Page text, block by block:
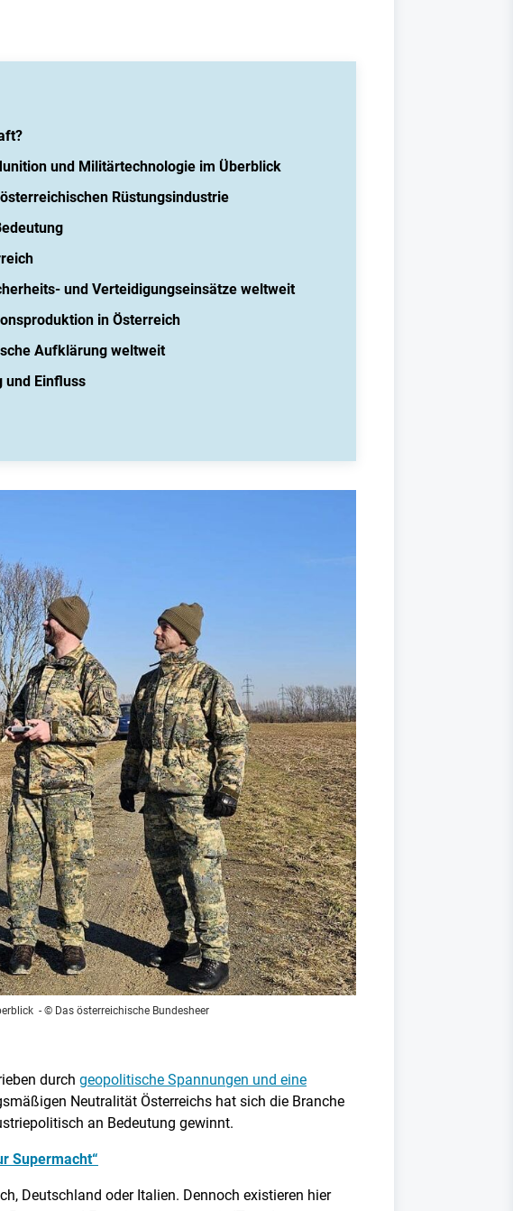
und Militärtechnologie im Überblick
Rüstungsindustrie
und Verteidigungseinsätze weltweit
in Österreich
Aufklärung weltweit
und Einfluss
- © Das österreichische Bundesheer
durch geopolitische Spannungen und eine
Neutralität Österreichs hat sich die Branche
an Bedeutung gewinnt.​
Supermacht“
Deutschland oder Italien. Dennoch existieren hier